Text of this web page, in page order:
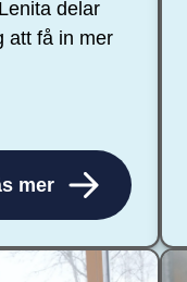
delar
att få in mer
mer